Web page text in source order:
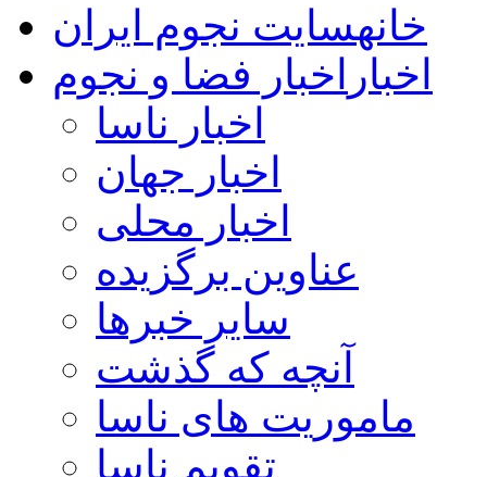
خانهسایت نجوم ایران
اخبار اخبار فضا و نجوم
اخبار ناسا
اخبار جهان
اخبار محلی
عناوین برگزیده
سایر خبرها
آنچه که گذشت
ماموریت های ناسا
تقویم ناسا